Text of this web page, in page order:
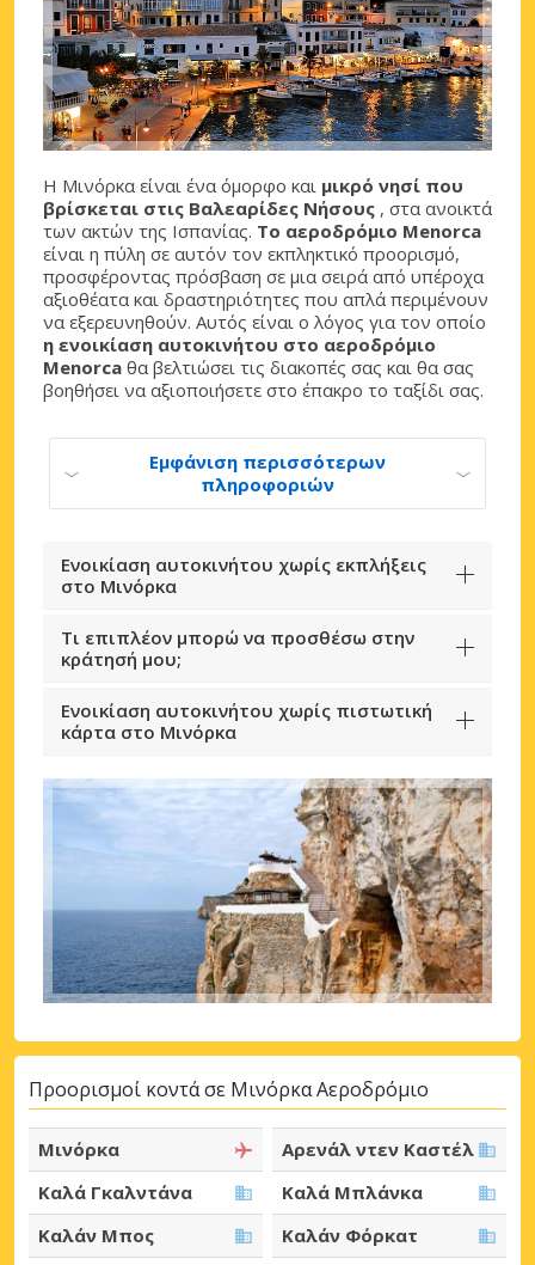
Η Μινόρκα είναι ένα όμορφο και μικρό νησί που
βρίσκεται στις Βαλεαρίδες Νήσους , στα ανοικτά
των ακτών της Ισπανίας. Το αεροδρόμιο Menorca
είναι η πύλη σε αυτόν τον εκπληκτικό προορισμό,
προσφέροντας πρόσβαση σε μια σειρά από υπέροχα
αξιοθέατα και δραστηριότητες που απλά περιμένουν
να εξερευνηθούν. Αυτός είναι ο λόγος για τον οποίο
η ενοικίαση αυτοκινήτου στο αεροδρόμιο
Menorca θα βελτιώσει τις διακοπές σας και θα σας
βοηθήσει να αξιοποιήσετε στο έπακρο το ταξίδι σας.
Εμφάνιση περισσότερων
πληροφοριών
Ενοικίαση αυτοκινήτου χωρίς εκπλήξεις
στο Μινόρκα
Τι επιπλέον μπορώ να προσθέσω στην
κράτησή μου;
Ενοικίαση αυτοκινήτου χωρίς πιστωτική
κάρτα στο Μινόρκα
Προορισμοί κοντά σε Μινόρκα Αεροδρόμιο
Μινόρκα
Αρενάλ ντεν Καστέλ
Καλά Γκαλντάνα
Καλά Μπλάνκα
Καλάν Μπος
Καλάν Φόρκατ